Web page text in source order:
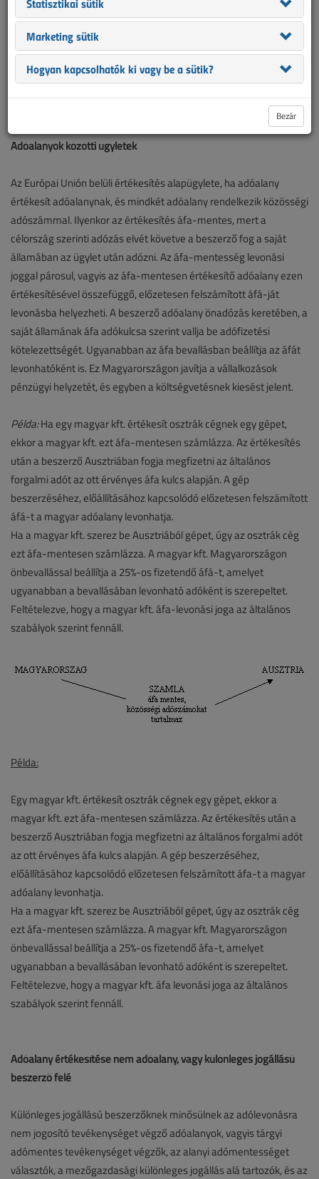
Európai Unióhoz való csatlakozásunk miatt megváltozott szabályok az
áfa-törvényben
Múlt havi számunkban az Európai Unióhoz való csatlakozásunk
ezt egészítjük ki néhány gyakorlati példával, asznos tudnivalóval.
Adóalanyok közötti ügyletek
Az Európai Unión belüli értékesítés alapügylete, ha adóalany
értékesít adóalanynak, és mindkét adóalany rendelkezik közösségi
adószámmal. Ilyenkor az értékesítés áfa-mentes, mert a
célország szerinti adózás elvét követve a beszerző fog a saját
államában az ügylet után adózni. Az áfa-mentesség levonási
joggal párosul, vagyis az áfa-mentesen értékesítő adóalany ezen
értékesítésével összefüggő, előzetesen felszámított áfá-ját
levonásba helyezheti. A beszerző adóalany önadózás keretében, a
saját államának áfa adókulcsa szerint vallja be adófizetési
kötelezettségét. Ugyanabban az áfa bevallásban beállítja az áfát
levonhatóként is. Ez Magyarországon javítja a vállalkozások
pénzügyi helyzetét, és egyben a költségvetésnek kiesést jelent.
Példa:Ha egy magyar kft. értékesít osztrák cégnek egy gépet,
ekkor a magyar kft. ezt áfa-mentesen számlázza. Az értékesítés
után a beszerző Ausztriában fogja megfizetni az általános
forgalmi adót az ott érvényes áfa kulcs alapján. A gép
beszerzéséhez, előállításához kapcsolódó előzetesen felszámított
áfá-t a magyar adóalany levonhatja.
Ha a magyar kft. szerez be Ausztriából gépet, úgy az osztrák cég
ezt áfa-mentesen számlázza. A magyar kft. Magyarországon
önbevallással beállítja a 25%-os fizetendő áfá-t, amelyet
ugyanabban a bevallásában levonható adóként is szerepeltet.
Feltételezve, hogy a magyar kft. áfa-levonási joga az általános
szabályok szerint fennáll.
Példa:
Egy magyar kft. értékesít osztrák cégnek egy gépet, ekkor a
magyar kft. ezt áfa-mentesen számlázza. Az értékesítés után a
beszerző Ausztriában fogja megfizetni az általános forgalmi adót
az ott érvényes áfa kulcs alapján. A gép beszerzéséhez,
előállításához kapcsolódó előzetesen felszámított áfa-t a magyar
adóalany levonhatja.
Ha a magyar kft. szerez be Ausztriából gépet, úgy az osztrák cég
ezt áfa-mentesen számlázza. A magyar kft. Magyarországon
önbevallással beállítja a 25%-os fizetendő áfa-t, amelyet
ugyanabban a bevallásában levonható adóként is szerepeltet.
Feltételezve, hogy a magyar kft. áfa levonási joga az általános
szabályok szerint fennáll.
Adóalany értékesítése nem adóalany, vagy különleges jogállású
beszerző felé
Különleges jogállású beszerzőknek minősülnek az adólevonásra
nem jogosító tevékenységet végző adóalanyok, vagyis tárgyi
adómentes tevékenységet végzők, az alanyi adómentességet
választók, a mezőgazdasági különleges jogállás alá tartozók, és az
Marketing sütik
Hogyan kapcsolhatók ki vagy be a sütik?
Bezár